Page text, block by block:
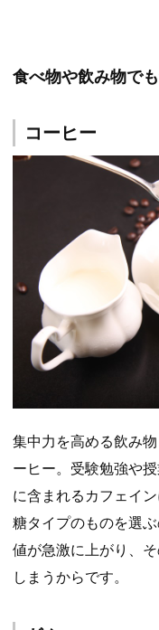
食べ物や飲み物で
コーヒー
集中力を高める飲み
ーヒー。受験勉強や
に含まれるカフェイ
糖タイプのものを選
値が急激に上がり、
しまうからです。